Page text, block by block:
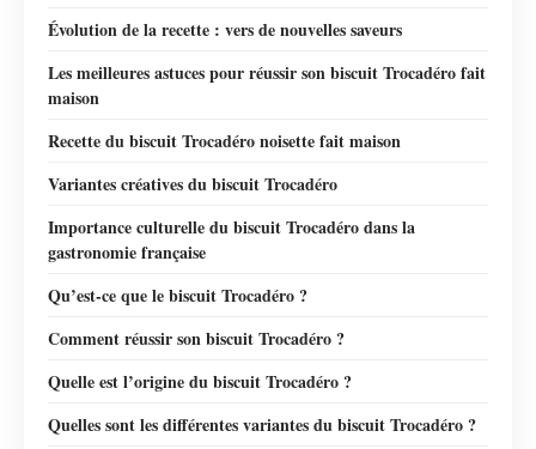
Évolution de la recette : vers de nouvelles saveurs
Les meilleures astuces pour réussir son biscuit Trocadéro fait
maison
Recette du biscuit Trocadéro noisette fait maison
Variantes créatives du biscuit Trocadéro
Importance culturelle du biscuit Trocadéro dans la
gastronomie française
Qu’est-ce que le biscuit Trocadéro ?
Comment réussir son biscuit Trocadéro ?
Quelle est l’origine du biscuit Trocadéro ?
Quelles sont les différentes variantes du biscuit Trocadéro ?